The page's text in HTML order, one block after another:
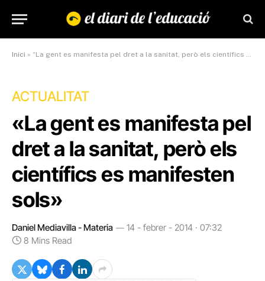
Inici » “La gent es manifesta pel dret a la sanitat, però els científics es manifesten sols”
ACTUALITAT
«La gent es manifesta pel
dret a la sanitat, però els
científics es manifesten
sols»
Daniel Mediavilla - Materia
14 - febrer - 2014 · 07:32
8 Mins Read